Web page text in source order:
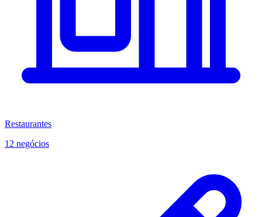
Restaurantes
12 negócios